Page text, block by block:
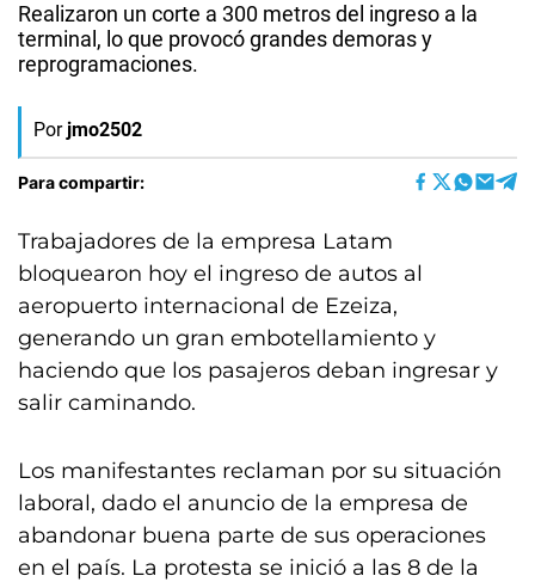
Realizaron un corte a 300 metros del ingreso a la
terminal, lo que provocó grandes demoras y
reprogramaciones.
Por jmo2502
Para compartir:
Trabajadores de la empresa Latam
bloquearon hoy el ingreso de autos al
aeropuerto internacional de Ezeiza,
generando un gran embotellamiento y
haciendo que los pasajeros deban ingresar y
salir caminando.
Los manifestantes reclaman por su situación
laboral, dado el anuncio de la empresa de
abandonar buena parte de sus operaciones
en el país. La protesta se inició a las 8 de la